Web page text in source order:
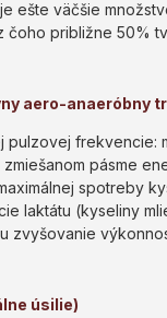
ešte väčšie
čoho približne 50%
aero-anaeróbny
pulzovej frekvencie:
pásme
spotreby
laktátu (kyseliny
zvyšovanie
úsilie)